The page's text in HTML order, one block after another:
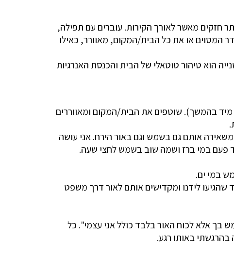
חזקים מאשר לאורך הקירות. עוברים עם תפילה,
המסוים או את כל הבית/המקום, מאוורר, כאילו
הוא טיהור טוטאלי של הבית והכנסת האנרגיות
מיד בהמשך). שוטפים את הבית/המקום ומאווררים
משאירה אותם גם בשמש וגם באור הירח. אני עושה
פעם במי ברז ושמה שוב בשמש לחצי שעה.
לידנו ומקדישים אותם לאור דרך משפט
בך אלא לכוח האור בלבד כולל אני עצמי". כל
באותו רגע.